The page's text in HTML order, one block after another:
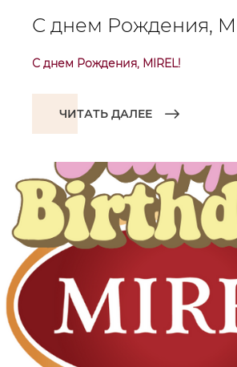
С днем Рождения,
С днем Рождения, MIREL!
ЧИТАТЬ ДАЛЕЕ